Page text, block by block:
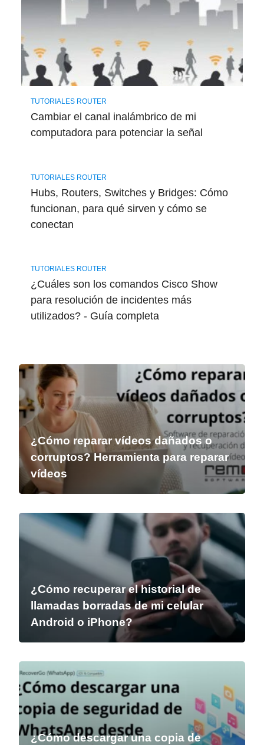
TUTORIALES ROUTER
Cambiar el canal inalámbrico de mi
computadora para potenciar la señal
TUTORIALES ROUTER
Hubs, Routers, Switches y Bridges: Cómo
funcionan, para qué sirven y cómo se
conectan
TUTORIALES ROUTER
¿Cuáles son los comandos Cisco Show
para resolución de incidentes más
utilizados? - Guía completa
¿Cómo reparar vídeos dañados o
corruptos? Herramienta para reparar
vídeos
¿Cómo recuperar el historial de
llamadas borradas de mi celular
Android o iPhone?
¿Cómo descargar una copia de